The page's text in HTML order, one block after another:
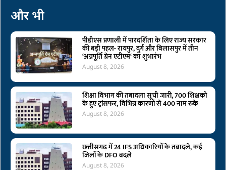
और भी
पीडीएस प्रणाली में पारदर्शिता के लिए राज्य सरकार
की बड़ी पहल- रायपुर, दुर्ग और बिलासपुर में तीन
‘अन्नपूर्ति ग्रेन एटीएम‘ का शुभारंभ
August 8, 2026
शिक्षा विभाग की तबादला सूची जारी, 700 शिक्षको
के हुए ट्रांसफर, विभिन्न कारणों से 400 नाम रुके
August 8, 2026
छत्तीसगढ़ में 24 IFS अधिकारियों के तबादले, कई
जिलों के DFO बदले
August 8, 2026